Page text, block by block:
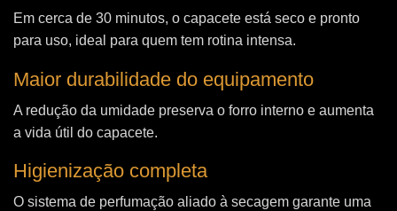
Em cerca de 30 minutos, o capacete está seco e pronto
para uso, ideal para quem tem rotina intensa.
Maior durabilidade do equipamento
A redução da umidade preserva o forro interno e aumenta
a vida útil do capacete.
Higienização completa
O sistema de perfumação aliado à secagem garante uma